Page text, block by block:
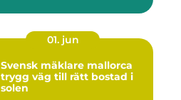
01. jun
Svensk mäklare mallorca
trygg väg till rätt bostad i
solen